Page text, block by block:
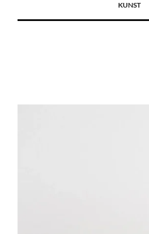
KUNST